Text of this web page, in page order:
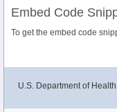
Embed Code
To get the embed code
U.S. Department of